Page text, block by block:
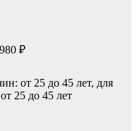
₽
от 25 до 45 лет, для
25 до 45 лет